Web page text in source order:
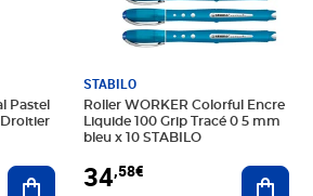
Pastel
Ajouter au panier
STABILO
Roller WORKER Colorful Encre
Liquide 100 Grip Tracé 0 5 mm
bleu x 10 STABILO
34,58€